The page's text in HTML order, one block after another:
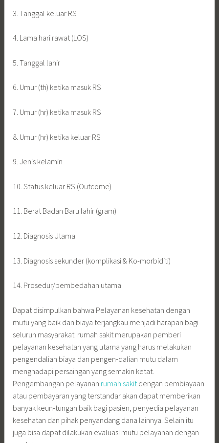
3. Tanggal keluar RS
4. Lama hari rawat (LOS)
5. Tanggal lahir
6. Umur (th) ketika masuk RS
7. Umur (hr) ketika masuk RS
8. Umur (hr) ketika keluar RS
9. Jenis kelamin
10. Status keluar RS (Outcome)
11. Berat Badan Baru lahir (gram)
12. Diagnosis Utama
13. Diagnosis sekunder (komplikasi & Ko-morbiditi)
14. Prosedur/pembedahan utama
Dapat disimpulkan bahwa Pelayanan kesehatan dengan
mutu yang baik dan biaya terjangkau menjadi harapan bagi
seluruh masyarakat. rumah sakit merupakan pemberi
pelayanan kesehatan yang utama yang harus melakukan
pengendalian biaya dan pengen-dalian mutu dalam
menghadapi persaingan yang semakin ketat.
Pengembangan pelayanan rumah sakit dengan pembiayaan
atau pembayaran yang terstandar akan dapat memberikan
banyak keun-tungan baik bagi pasien, penyedia pelayanan
kesehatan dan pihak penyandang dana lainnya. Selain itu
juga bisa dapat dilakukan evaluasi mutu pelayanan dengan